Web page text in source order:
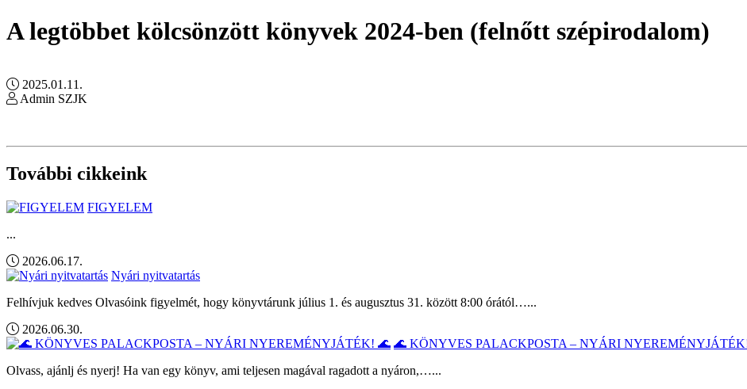
A legtöbbet kölcsönzött könyvek 2024-ben (felnőtt szépirodalom)
2025.01.11.
Admin SZJK
További cikkeink
FIGYELEM
...
2026.06.17.
Nyári nyitvatartás
Felhívjuk kedves Olvasóink figyelmét, hogy könyvtárunk július 1. és augusztus 31. között 8:00 órától…...
2026.06.30.
🌊 KÖNYVES PALACKPOSTA – NYÁRI
Olvass, ajánlj és nyerj! Ha van egy könyv, ami teljesen magával ragadott a nyáron,…...